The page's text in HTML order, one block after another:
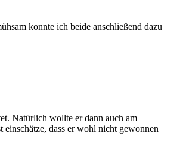
konnte ich beide anschließend dazu
Natürlich wollte er dann auch am
dass er wohl nicht gewonnen